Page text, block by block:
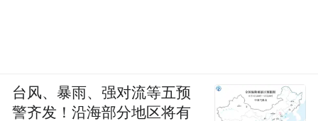
台风、暴雨、强对流等五预
警齐发！沿海部分地区将有